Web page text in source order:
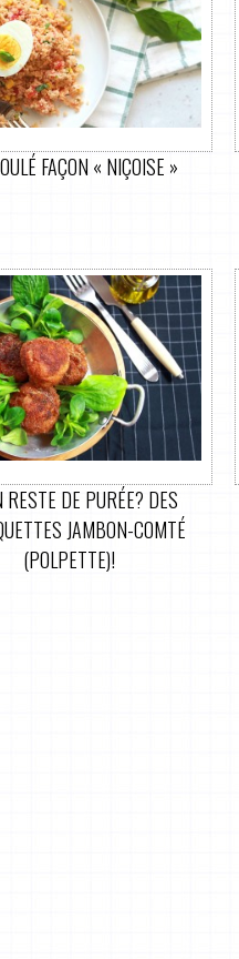
FAÇON « NIÇOISE »
RESTE DE PURÉE? DES
JAMBON-COMTÉ
(POLPETTE)!